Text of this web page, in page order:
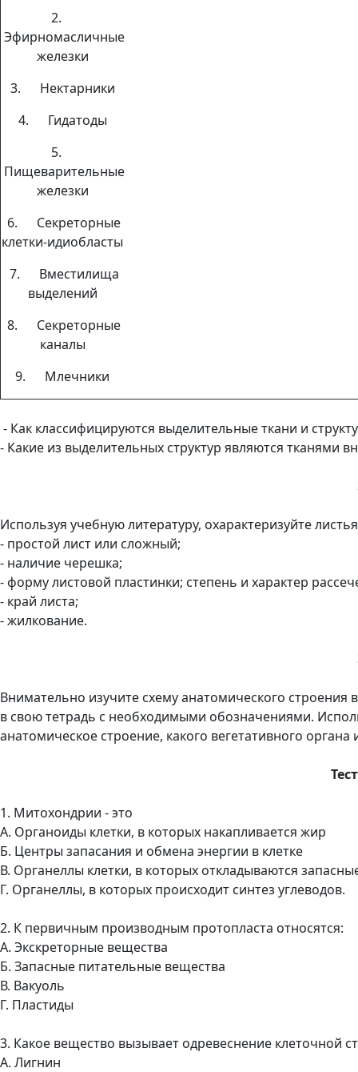
2.
Эфирномасличные
железки
3. Нектарники
4. Гидатоды
5.
Пищеварительные
железки
6. Секреторные
клетки-идиобласты
7. Вместилища
выделений
8. Секреторные
каналы
9. Млечники
- Как классифицируются выделительные ткани и
- Какие из выделительных структур являются тканями
Используя учебную литературу, охарактеризуйте
- простой лист или сложный;
- наличие черешка;
- форму листовой пластинки; степень и характер
- край листа;
- жилкование.
Внимательно изучите схему анатомического строения
в свою тетрадь с необходимыми обозначениями.
анатомическое строение, какого вегетативного
1. Митохондрии - это
А. Органоиды клетки, в которых накапливается жир
Б. Центры запасания и обмена энергии в клетке
В. Органеллы клетки, в которых откладываются
Г. Органеллы, в которых происходит синтез углеводов.
2. К первичным производным протопласта относятся:
А. Экскреторные вещества
Б. Запасные питательные вещества
В. Вакуоль
Г. Пластиды
3. Какое вещество вызывает одревеснение клеточной
А. Лигнин